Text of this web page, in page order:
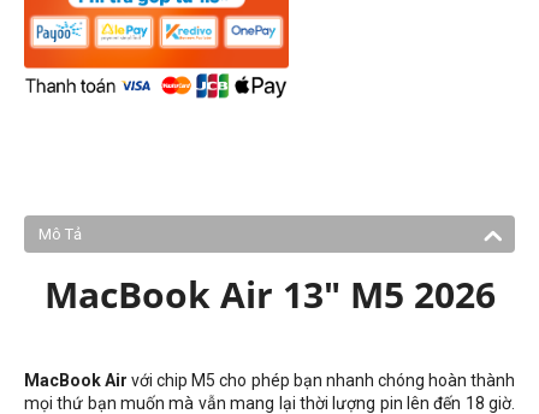
Mô Tả
MacBook Air 13" M5 2026
MacBook Air với chip M5 cho phép bạn nhanh chóng hoàn thành
mọi thứ bạn muốn mà vẫn mang lại thời lượng pin lên đến 18 giờ.